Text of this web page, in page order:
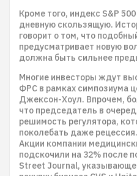
Кроме того, индекс S&P
дневную скользящую.
говорит о том, что
предусматривает новую
должна быть сильнее
Многие инвесторы ждут
ФРС в рамках симпозиума
Джексон-Хоул. Впрочем,
что председатель в
решимость регулятора,
поколебать даже рецессия.
Акции компании
подскочили на 32% после
Street Journal,